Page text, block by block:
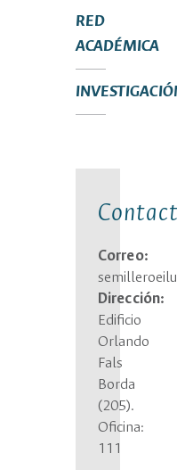
RED
ACADÉMICA
Correo:
Dirección:
Edificio
Orlando
Fals
Borda
(205).
Oficina:
111